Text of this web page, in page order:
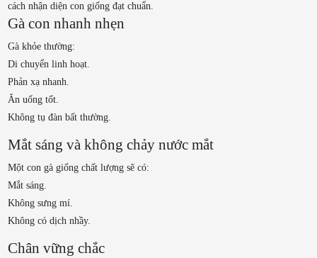
cách nhận diện con giống đạt chuẩn.
Gà con nhanh nhẹn
Gà khỏe thường:
Di chuyển linh hoạt.
Phản xạ nhanh.
Ăn uống tốt.
Không tụ đàn bất thường.
Mắt sáng và không chảy nước mắt
Một con gà giống chất lượng sẽ có:
Mắt sáng.
Không sưng mí.
Không có dịch nhầy.
Chân vững chắc